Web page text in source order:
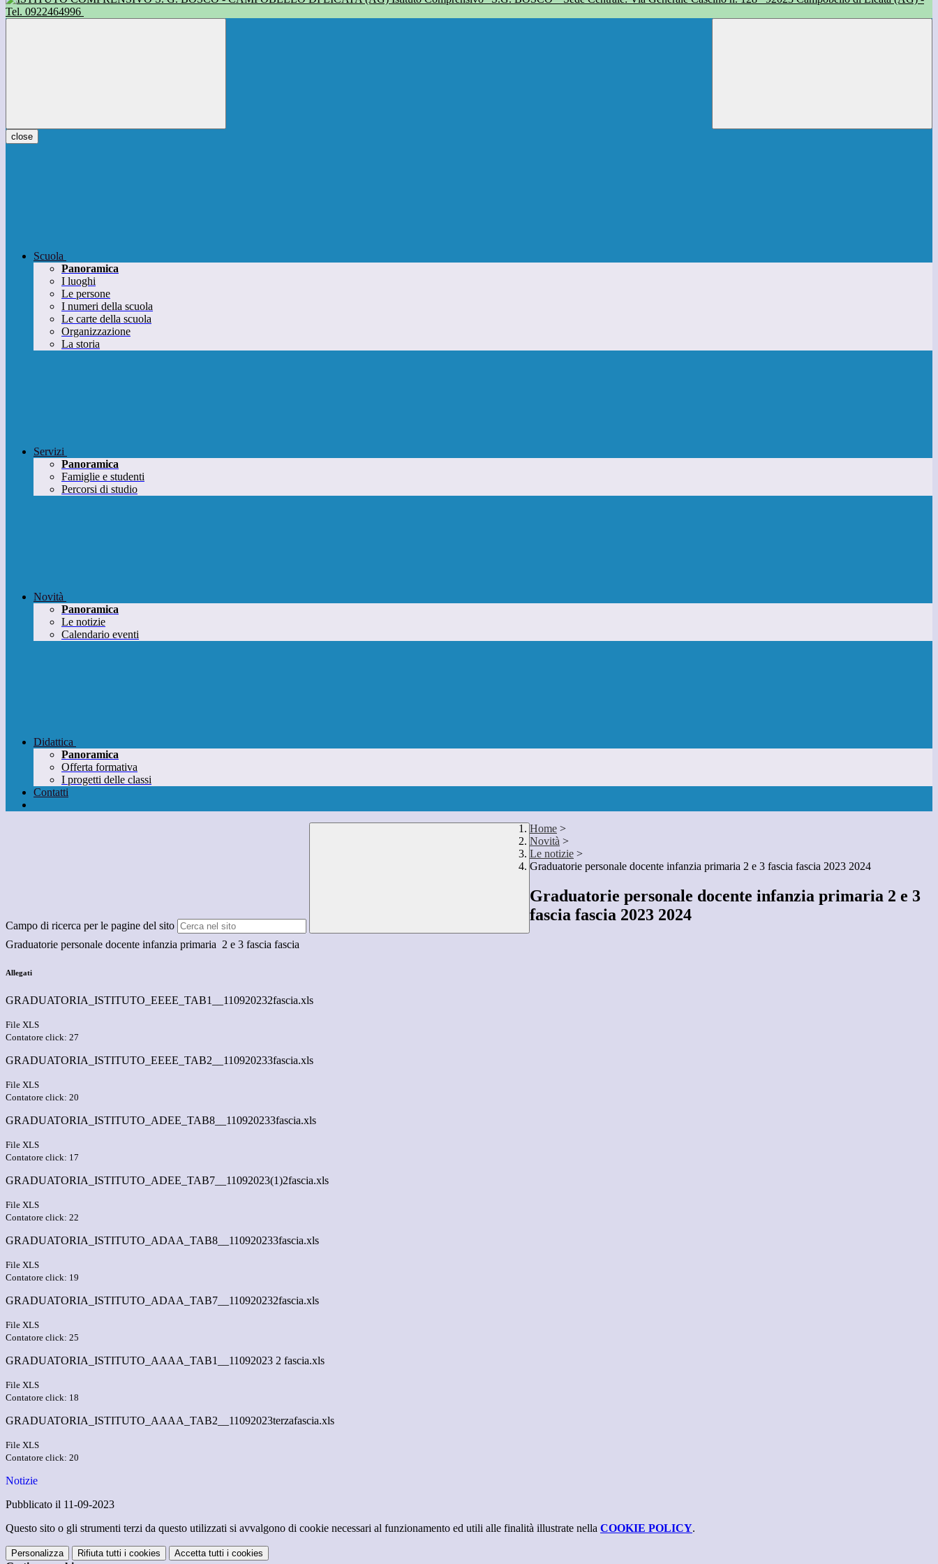
Tel. 0922464996
close
Scuola
Panoramica
I luoghi
Le persone
I numeri della scuola
Le carte della scuola
Organizzazione
La storia
Servizi
Panoramica
Famiglie e studenti
Percorsi di studio
Novità
Panoramica
Le notizie
Calendario eventi
Didattica
Panoramica
Offerta formativa
I progetti delle classi
Contatti
Campo di ricerca per le pagine del sito
Home >
Novità >
Le notizie >
Graduatorie personale docente infanzia primaria 2 e 3 fascia fascia 2023 2024
Graduatorie personale docente infanzia primaria 2 e 3
fascia fascia 2023 2024
Graduatorie personale docente infanzia primaria 2 e 3 fascia fascia
Allegati
GRADUATORIA_ISTITUTO_EEEE_TAB1__110920232fascia.xls
File XLS
Contatore click: 27
GRADUATORIA_ISTITUTO_EEEE_TAB2__110920233fascia.xls
File XLS
Contatore click: 20
GRADUATORIA_ISTITUTO_ADEE_TAB8__110920233fascia.xls
File XLS
Contatore click: 17
GRADUATORIA_ISTITUTO_ADEE_TAB7__11092023(1)2fascia.xls
File XLS
Contatore click: 22
GRADUATORIA_ISTITUTO_ADAA_TAB8__110920233fascia.xls
File XLS
Contatore click: 19
GRADUATORIA_ISTITUTO_ADAA_TAB7__110920232fascia.xls
File XLS
Contatore click: 25
GRADUATORIA_ISTITUTO_AAAA_TAB1__11092023 2 fascia.xls
File XLS
Contatore click: 18
GRADUATORIA_ISTITUTO_AAAA_TAB2__11092023terzafascia.xls
File XLS
Contatore click: 20
Notizie
Pubblicato il 11-09-2023
Questo sito o gli strumenti terzi da questo utilizzati si avvalgono di cookie necessari al funzionamento ed utili alle finalità illustrate nella COOKIE POLICY.
Personalizza Rifiuta tutti i cookies Accetta tutti i cookies